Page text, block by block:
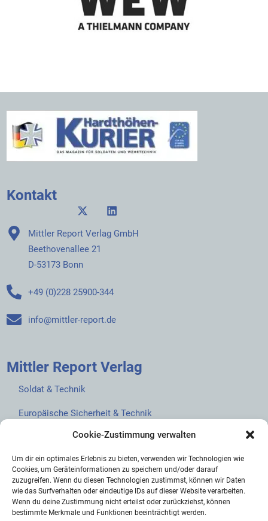
Cookie-Zustimmung verwalten
Um dir ein optimales Erlebnis zu bieten, verwenden wir Technologien wie
Cookies, um Geräteinformationen zu speichern und/oder darauf
zuzugreifen. Wenn du diesen Technologien zustimmst, können wir Daten
wie das Surfverhalten oder eindeutige IDs auf dieser Website verarbeiten.
Wenn du deine Zustimmung nicht erteilst oder zurückziehst, können
bestimmte Merkmale und Funktionen beeinträchtigt werden.
Kontakt
Mittler Report Verlag GmbH
Beethovenallee 21
D-53173 Bonn
+49 (0)228 25900-344
info@mittler-report.de
Mittler Report Verlag
Soldat & Technik
Europäische Sicherheit & Technik
European Security & Defence
MarineForum
Verlagswebsite
Mittler Report Shop